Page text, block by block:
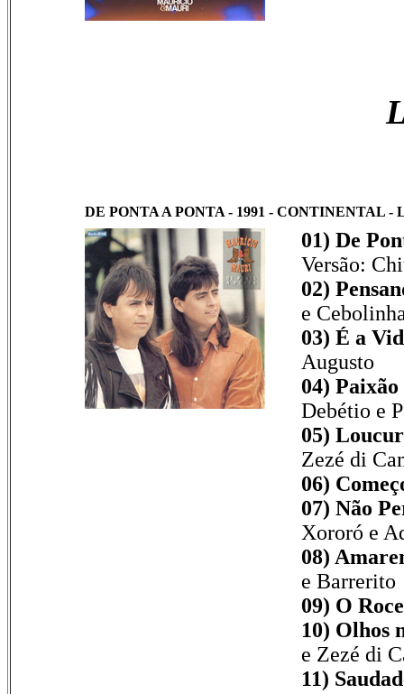
DE PONTA A PONTA - 1991 - CONTINENTAL -
01) De
Versão:
02)
e
03) É a
Augusto
04)
Debétio e
05)
Zezé di
06)
07) Não
Xororó e
08)
e Barrerito
09) O
10) Olhos
e Zezé di
11)